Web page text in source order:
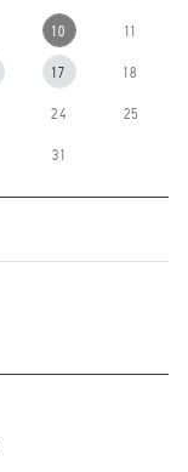
10 11
17 18
24 25
31